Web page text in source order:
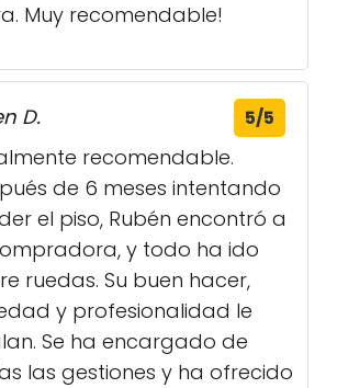
Muy recomendable!
D. 5/5
recomendable.
de 6 meses intentando
el piso, Rubén encontró a
y todo ha ido
ruedas. Su buen hacer,
y profesionalidad le
Se ha encargado de
las gestiones y ha ofrecido